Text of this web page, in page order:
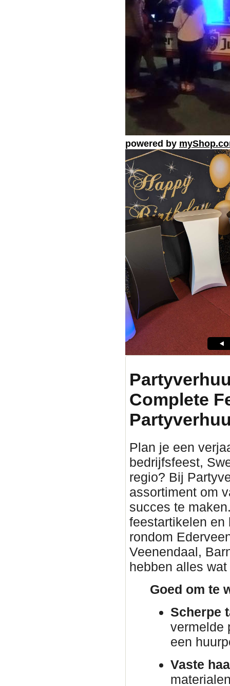
powered by
Complete
Plan je een
bedrijfsfeest,
regio? Bij
assortiment om
succes te
feestartikelen en
rondom
Veenendaal,
hebben alles
Goed om te
Scherpe
vermelde
een
Vaste